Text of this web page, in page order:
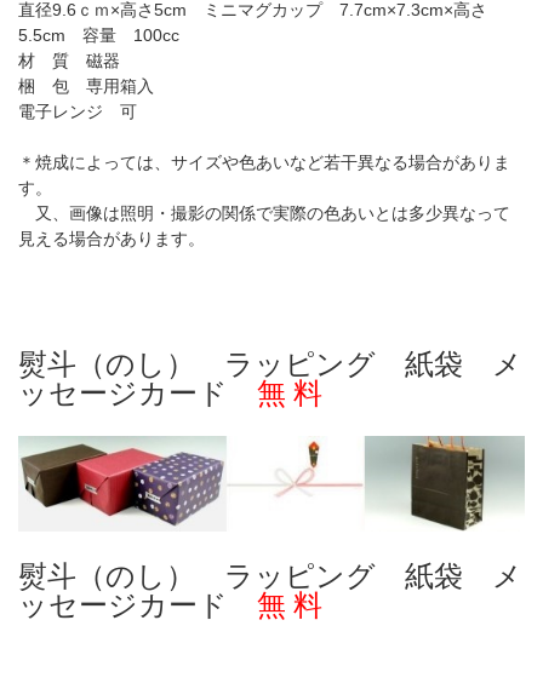
直径9.6ｃｍ×高さ5cm ミニマグカップ 7.7cm×7.3cm×高さ
5.5cm 容量 100cc
材 質 磁器
梱 包 専用箱入
電子レンジ 可
＊焼成によっては、サイズや色あいなど若干異なる場合がありま
す。
又、画像は照明・撮影の関係で実際の色あいとは多少異なって
見える場合があります。
熨斗（のし） ラッピング 紙袋 メ
ッセージカード
無 料
熨斗（のし） ラッピング 紙袋 メ
ッセージカード
無 料